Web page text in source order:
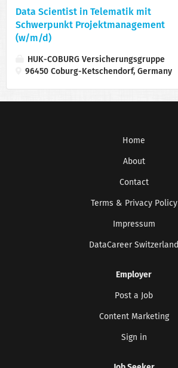
Data Scientist in Telematik mit
Schwerpunkt Projektmanagement
(w/m/d)
HUK-COBURG Versicherungsgruppe
96450 Coburg-Ketschendorf, Germany
Home
About
Contact
Terms & Privacy Policy
Impressum
DataCareer Switzerland
Employer
Post a Job
Content Marketing
Sign in